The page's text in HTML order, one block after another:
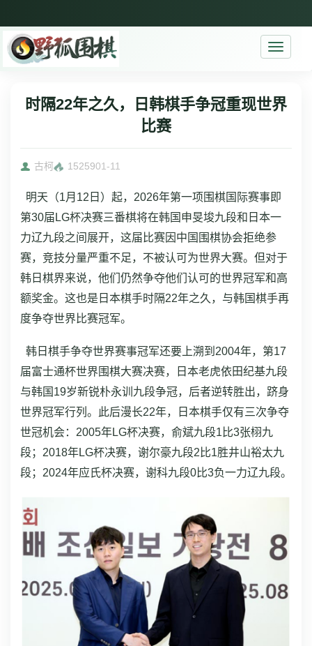
Toggle
时隔22年之久，日韩棋手争冠重现世界
比赛
古柯 1525901-11
明天（1月12日）起，2026年第一项围棋国际赛事即
第30届LG杯决赛三番棋将在韩国申旻埈九段和日本一
力辽九段之间展开，这届比赛因中国围棋协会拒绝参
赛，竞技分量严重不足，不被认可为世界大赛。但对于
韩日棋界来说，他们仍然争夺他们认可的世界冠军和高
额奖金。这也是日本棋手时隔22年之久，与韩国棋手再
度争夺世界比赛冠军。
韩日棋手争夺世界赛事冠军还要上溯到2004年，第17
届富士通杯世界围棋大赛决赛，日本老虎依田纪基九段
与韩国19岁新锐朴永训九段争冠，后者逆转胜出，跻身
世界冠军行列。此后漫长22年，日本棋手仅有三次争夺
世冠机会：2005年LG杯决赛，俞斌九段1比3张栩九
段；2018年LG杯决赛，谢尔豪九段2比1胜井山裕太九
段；2024年应氏杯决赛，谢科九段0比3负一力辽九段。